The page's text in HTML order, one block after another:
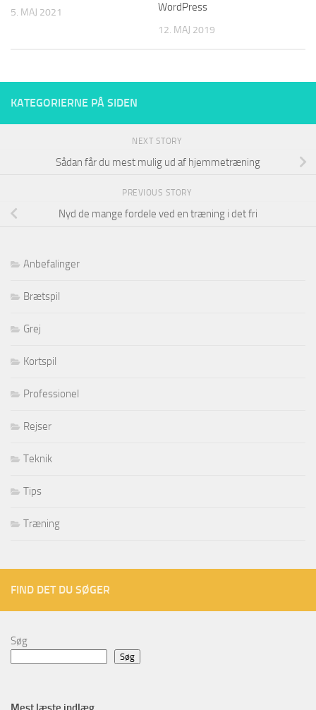
5. MAJ 2021
WordPress
12. MAJ 2019
KATEGORIERNE PÅ SIDEN
NEXT STORY
Sådan får du mest mulig ud af hjemmetræning
PREVIOUS STORY
Nyd de mange fordele ved en træning i det fri
Anbefalinger
Brætspil
Grej
Kortspil
Professionel
Rejser
Teknik
Tips
Træning
FIND DET DU SØGER
Søg
Søg